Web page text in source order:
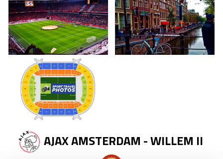
AJAX AMSTERDAM - WILLEM II